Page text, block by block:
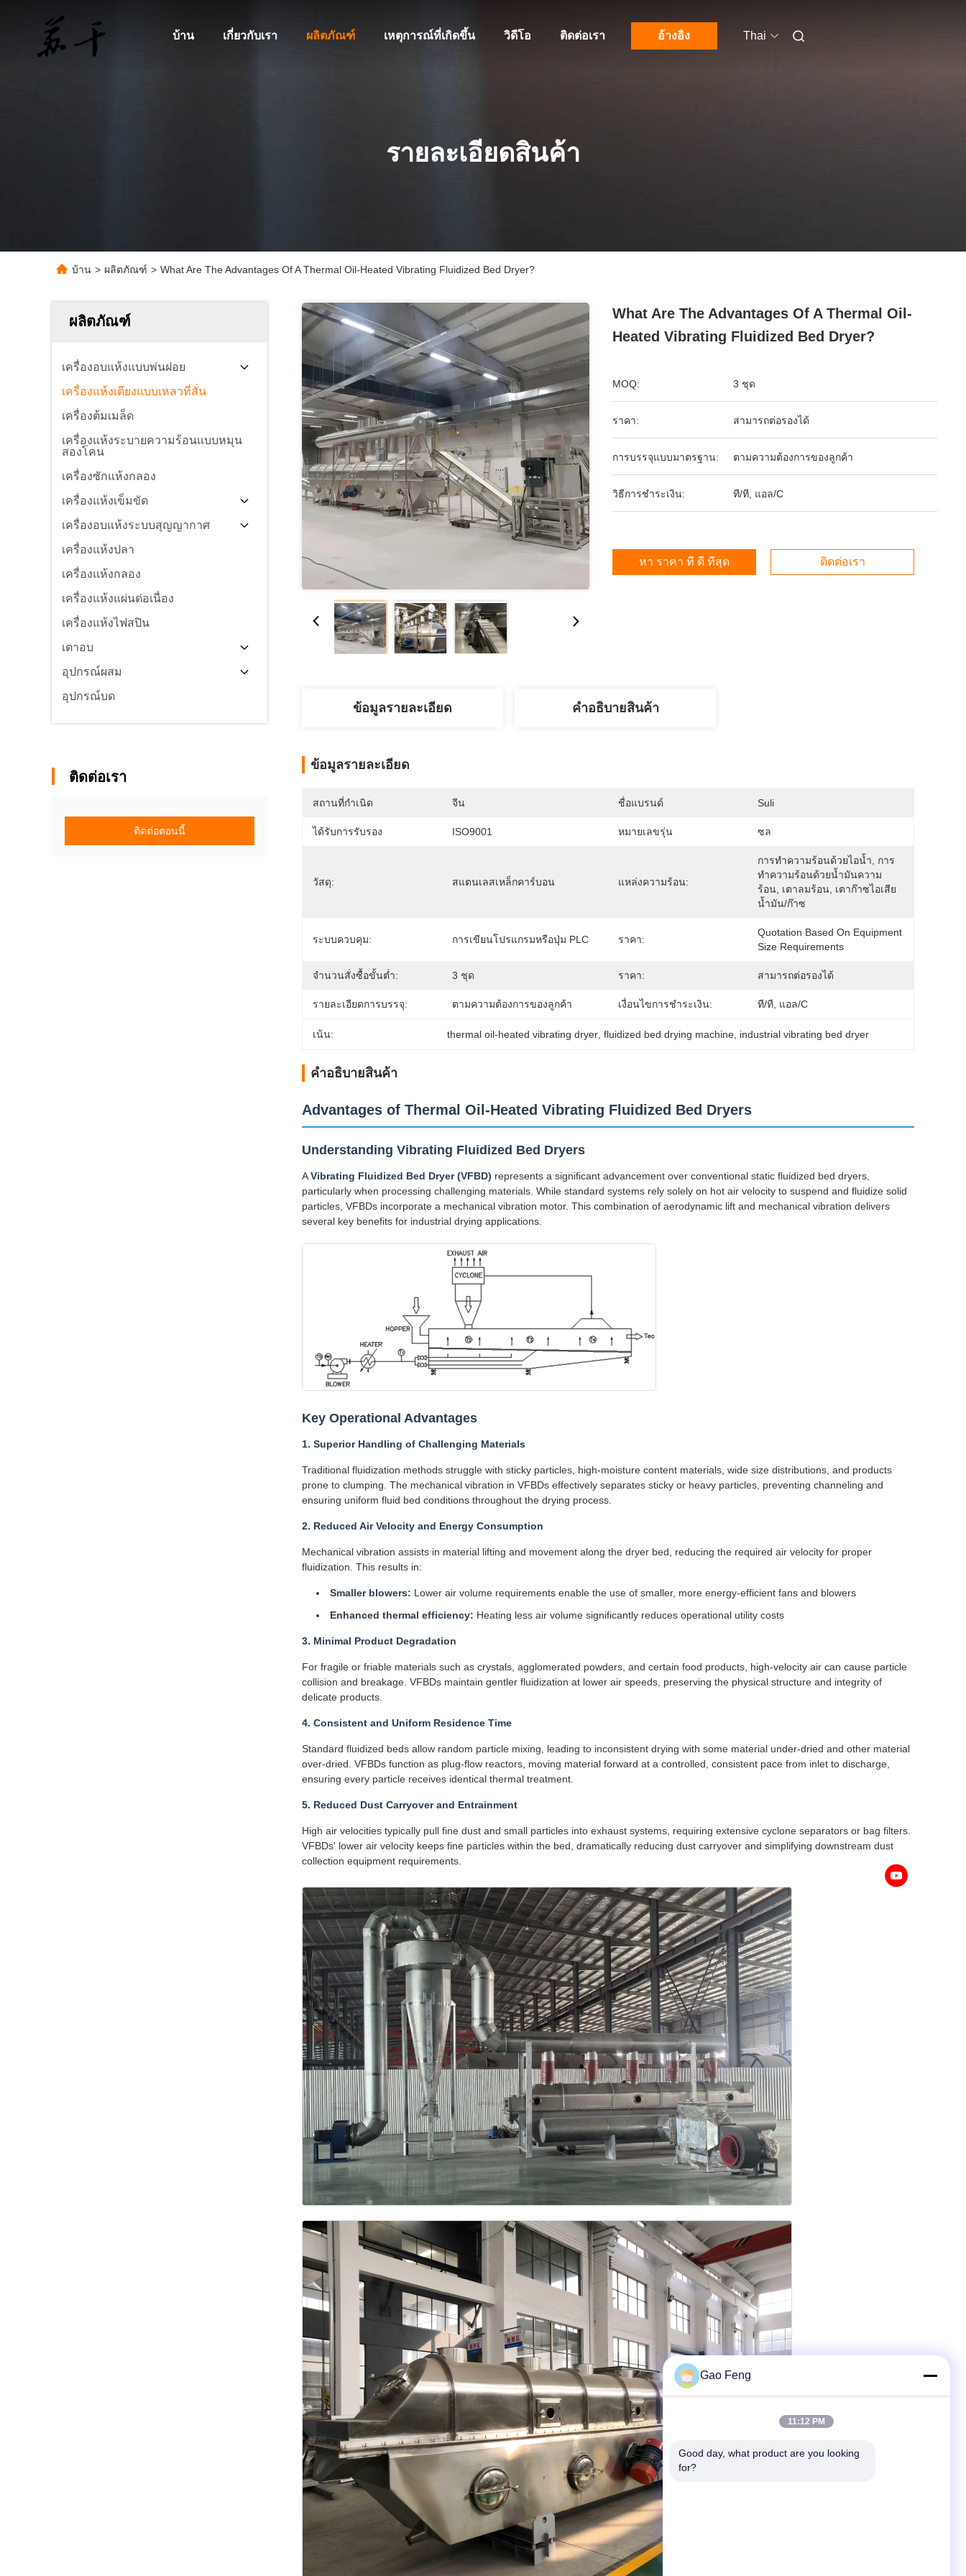
บ้าน เกี่ยวกับเรา ผลิตภัณฑ์ เหตุการณ์ที่เกิดขึ้น วิดีโอ ติดต่อเรา อ้างอิง Thai
รายละเอียดสินค้า
บ้าน > ผลิตภัณฑ์ > What Are The Advantages Of A Thermal Oil-Heated Vibrating Fluidized Bed Dryer?
ผลิตภัณฑ์
เครื่องอบแห้งแบบพ่นฝอย
เครื่องแห้งเตียงแบบเหลวที่สั่น
เครื่องต้มเมล็ด
เครื่องแห้งระบายความร้อนแบบหมุน
สองโคน
เครื่องซักแห้งกลอง
เครื่องแห้งเข็มขัด
เครื่องอบแห้งระบบสุญญากาศ
เครื่องแห้งปลา
เครื่องแห้งกลอง
เครื่องแห้งแผ่นต่อเนื่อง
เครื่องแห้งไฟสปิน
เตาอบ
อุปกรณ์ผสม
อุปกรณ์บด
ติดต่อเรา
ติดต่อตอนนี้
What Are The Advantages Of A Thermal Oil-
Heated Vibrating Fluidized Bed Dryer?
MOQ: 3 ชุด
ราคา: สามารถต่อรองได้
การบรรจุแบบมาตรฐาน: ตามความต้องการของลูกค้า
วิธีการชำระเงิน: ที/ที, แอล/C
หา ราคา ที่ ดี ที่สุด ติดต่อเรา
ข้อมูลรายละเอียด คําอธิบายสินค้า
ข้อมูลรายละเอียด
สถานที่กำเนิด จีน ชื่อแบรนด์ Suli
ได้รับการรับรอง ISO9001 หมายเลขรุ่น ซล
วัสดุ: สแตนเลสเหล็กคาร์บอน แหล่งความร้อน:
การทำความร้อนด้วยไอน้ำ, การ
ทำความร้อนด้วยน้ำมันความ
ร้อน, เตาลมร้อน, เตาก๊าซไอเสีย
น้ำมัน/ก๊าซ
ระบบควบคุม: การเขียนโปรแกรมหรือปุ่ม PLC ราคา:
Quotation Based On Equipment
Size Requirements
จำนวนสั่งซื้อขั้นต่ำ: 3 ชุด ราคา: สามารถต่อรองได้
รายละเอียดการบรรจุ: ตามความต้องการของลูกค้า เงื่อนไขการชำระเงิน: ที/ที, แอล/C
เน้น: thermal oil-heated vibrating dryer , fluidized bed drying machine industrial vibrating bed dryer
คําอธิบายสินค้า
Advantages of Thermal Oil-Heated Vibrating Fluidized Bed Dryers
Understanding Vibrating Fluidized Bed Dryers
AVibrating Fluidized Bed Dryer (VFBD) represents a significant advancement over conventional static fluidized bed dryers,
particularly when processing challenging materials. While standard systems rely solely on hot air velocity to suspend and fluidize solid
particles, VFBDs incorporate a mechanical vibration motor. This combination of aerodynamic lift and mechanical vibration delivers
several key benefits for industrial drying applications.
Key Operational Advantages
1. Superior Handling of Challenging Materials
Traditional fluidization methods struggle with sticky particles, high-moisture content materials, wide size distributions, and products
prone to clumping. The mechanical vibration in VFBDs effectively separates sticky or heavy particles, preventing channeling and
ensuring uniform fluid bed conditions throughout the drying process.
2. Reduced Air Velocity and Energy Consumption
Mechanical vibration assists in material lifting and movement along the dryer bed, reducing the required air velocity for proper
fluidization. This results in:
Smaller blowers: Lower air volume requirements enable the use of smaller, more energy-efficient fans and blowers
Enhanced thermal efficiency: Heating less air volume significantly reduces operational utility costs
3. Minimal Product Degradation
For fragile or friable materials such as crystals, agglomerated powders, and certain food products, high-velocity air can cause particle
collision and breakage. VFBDs maintain gentler fluidization at lower air speeds, preserving the physical structure and integrity of
delicate products.
4. Consistent and Uniform Residence Time
Standard fluidized beds allow random particle mixing, leading to inconsistent drying with some material under-dried and other material
over-dried. VFBDs function as plug-flow reactors, moving material forward at a controlled, consistent pace from inlet to discharge,
ensuring every particle receives identical thermal treatment.
5. Reduced Dust Carryover and Entrainment
High air velocities typically pull fine dust and small particles into exhaust systems, requiring extensive cyclone separators or bag filters.
VFBDs' lower air velocity keeps fine particles within the bed, dramatically reducing dust carryover and simplifying downstream dust
collection equipment requirements.
Gao Feng
11:12 PM
Good day, what product are you looking
for?